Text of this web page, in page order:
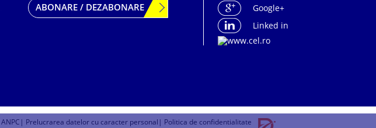
ABONARE / DEZABONARE
Google+
Linked in
ANPC | Prelucrarea datelor cu caracter personal | Politica de confidentialitate